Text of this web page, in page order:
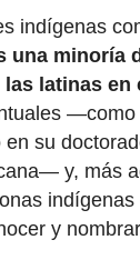
indígenas
una minoría
latinas en
—como
su
y, más
indígenas
y